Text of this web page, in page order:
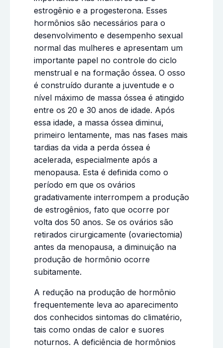
estrogênio e a progesterona. Esses
hormônios são necessários para o
desenvolvimento e desempenho sexual
normal das mulheres e apresentam um
importante papel no controle do ciclo
menstrual e na formação óssea. O osso
é construído durante a juventude e o
nível máximo de massa óssea é atingido
entre os 20 e 30 anos de idade. Após
essa idade, a massa óssea diminui,
primeiro lentamente, mas nas fases mais
tardias da vida a perda óssea é
acelerada, especialmente após a
menopausa. Esta é definida como o
período em que os ovários
gradativamente interrompem a produção
de estrogênios, fato que ocorre por
volta dos 50 anos. Se os ovários são
retirados cirurgicamente (ovariectomia)
antes da menopausa, a diminuição na
produção de hormônio ocorre
subitamente.
A redução na produção de hormônio
frequentemente leva ao aparecimento
dos conhecidos sintomas do climatério,
tais como ondas de calor e suores
noturnos. A deficiência de hormônios